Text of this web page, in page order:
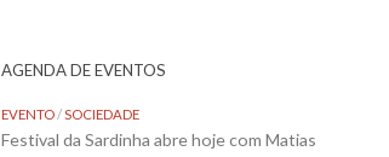
AGENDA DE EVENTOS
EVENTO/SOCIEDADE
Festival da Sardinha abre hoje com Matias